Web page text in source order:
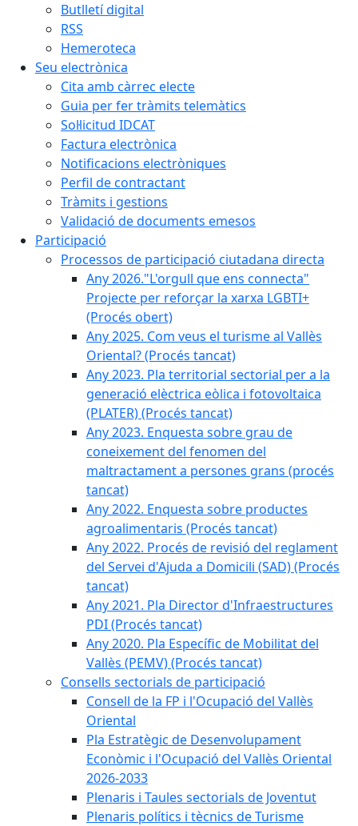
Butlletí digital
RSS
Hemeroteca
Seu electrònica
Cita amb càrrec electe
Guia per fer tràmits telemàtics
Sol·licitud IDCAT
Factura electrònica
Notificacions electròniques
Perfil de contractant
Tràmits i gestions
Validació de documents emesos
Participació
Processos de participació ciutadana directa
Any 2026."L'orgull que ens connecta"
Projecte per reforçar la xarxa LGBTI+
(Procés obert)
Any 2025. Com veus el turisme al Vallès
Oriental? (Procés tancat)
Any 2023. Pla territorial sectorial per a la
generació elèctrica eòlica i fotovoltaica
(PLATER) (Procés tancat)
Any 2023. Enquesta sobre grau de
coneixement del fenomen del
maltractament a persones grans (procés
tancat)
Any 2022. Enquesta sobre productes
agroalimentaris (Procés tancat)
Any 2022. Procés de revisió del reglament
del Servei d'Ajuda a Domicili (SAD) (Procés
tancat)
Any 2021. Pla Director d'Infraestructures
PDI (Procés tancat)
Any 2020. Pla Específic de Mobilitat del
Vallès (PEMV) (Procés tancat)
Consells sectorials de participació
Consell de la FP i l'Ocupació del Vallès
Oriental
Pla Estratègic de Desenvolupament
Econòmic i l'Ocupació del Vallès Oriental
2026-2033
Plenaris i Taules sectorials de Joventut
Plenaris polítics i tècnics de Turisme